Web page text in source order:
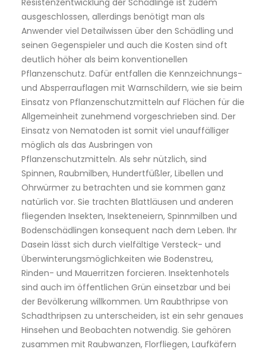
Resistenzentwicklung der Schädlinge ist zudem
ausgeschlossen, allerdings benötigt man als
Anwender viel Detailwissen über den Schädling und
seinen Gegenspieler und auch die Kosten sind oft
deutlich höher als beim konventionellen
Pflanzenschutz. Dafür entfallen die Kennzeichnungs-
und Absperrauflagen mit Warnschildern, wie sie beim
Einsatz von Pflanzenschutzmitteln auf Flächen für die
Allgemeinheit zunehmend vorgeschrieben sind. Der
Einsatz von Nematoden ist somit viel unauffälliger
möglich als das Ausbringen von
Pflanzenschutzmitteln. Als sehr nützlich, sind
Spinnen, Raubmilben, Hundertfüßler, Libellen und
Ohrwürmer zu betrachten und sie kommen ganz
natürlich vor. Sie trachten Blattläusen und anderen
fliegenden Insekten, Insekteneiern, Spinnmilben und
Bodenschädlingen konsequent nach dem Leben. Ihr
Dasein lässt sich durch vielfältige Versteck- und
Überwinterungsmöglichkeiten wie Bodenstreu,
Rinden- und Mauerritzen forcieren. Insektenhotels
sind auch im öffentlichen Grün einsetzbar und bei
der Bevölkerung willkommen. Um Raubthripse von
Schadthripsen zu unterscheiden, ist ein sehr genaues
Hinsehen und Beobachten notwendig. Sie gehören
zusammen mit Raubwanzen, Florfliegen, Laufkäfern